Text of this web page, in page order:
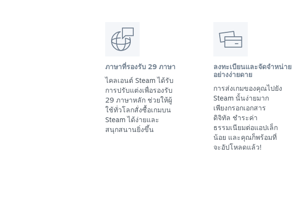
ภาษาที่รองรับ 29 ภาษา
ไคลเอนต์ Steam ได้รับ
การปรับแต่งเพื่อรองรับ
29 ภาษาหลัก ช่วยให้ผู้
ใช้ทั่วโลกสั่งซื้อเกมบน
Steam ได้ง่ายและ
สนุกสนานยิ่งขึ้น
ลงทะเบียนและจัดจำหน่าย
อย่างง่ายดาย
การส่งเกมของคุณไปยัง
Steam นั้นง่ายมาก
เพียงกรอกเอกสาร
ดิจิทัล ชำระค่า
ธรรมเนียมต่อแอปเล็ก
น้อย และคุณก็พร้อมที่
จะอัปโหลดแล้ว!